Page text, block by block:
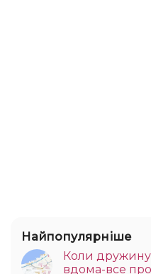
Найпопулярніше
Коли
вдома-все про